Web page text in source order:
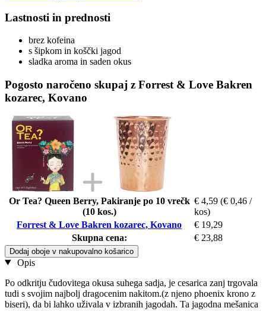
Lastnosti in prednosti
brez kofeina
s šipkom in koščki jagod
sladka aroma in saden okus
Pogosto naročeno skupaj z Forrest & Love Bakren
kozarec, Kovano
Or Tea? Queen Berry, Pakiranje po 10 vrečk
(10 kos.)
€ 4,59 (€ 0,46 /
kos)
Forrest & Love Bakren kozarec, Kovano
€ 19,29
Skupna cena:
€ 23,88
Dodaj oboje v nakupovalno košarico
Opis
Po odkritju čudovitega okusa suhega sadja, je cesarica zanj trgovala
tudi s svojim najbolj dragocenim nakitom.(z njeno phoenix krono z
biseri), da bi lahko uživala v izbranih jagodah. Ta jagodna mešanica